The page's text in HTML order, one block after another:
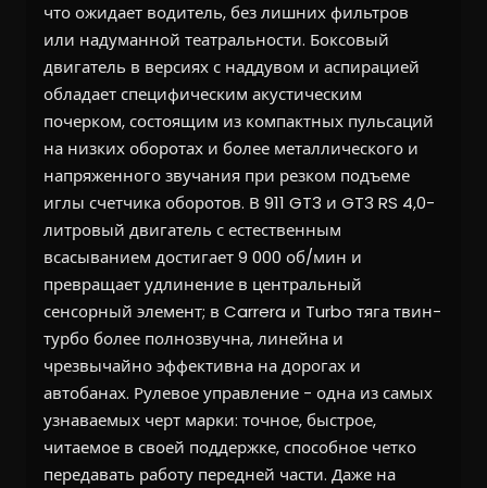
что ожидает водитель, без лишних фильтров
или надуманной театральности. Боксовый
двигатель в версиях с наддувом и аспирацией
обладает специфическим акустическим
почерком, состоящим из компактных пульсаций
на низких оборотах и более металлического и
напряженного звучания при резком подъеме
иглы счетчика оборотов. В 911 GT3 и GT3 RS 4,0-
литровый двигатель с естественным
всасыванием достигает 9 000 об/мин и
превращает удлинение в центральный
сенсорный элемент; в Carrera и Turbo тяга твин-
турбо более полнозвучна, линейна и
чрезвычайно эффективна на дорогах и
автобанах. Рулевое управление - одна из самых
узнаваемых черт марки: точное, быстрое,
читаемое в своей поддержке, способное четко
передавать работу передней части. Даже на